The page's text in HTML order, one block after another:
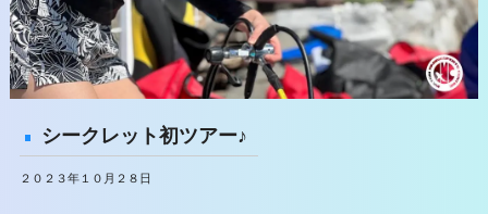
シークレット初ツアー♪
２０２３年１０月２８日